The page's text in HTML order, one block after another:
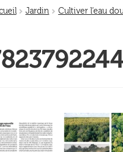
Jardin Cultiver l’eau